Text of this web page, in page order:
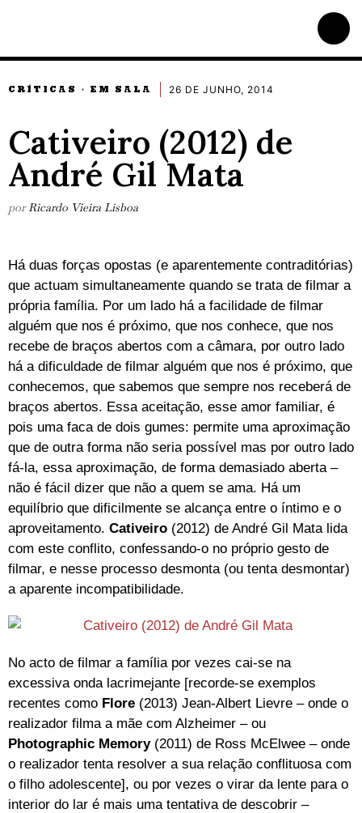
CRÍTICAS · EM SALA 26 DE JUNHO, 2014
Cativeiro (2012) de
André Gil Mata
porRicardo Vieira Lisboa
Há duas forças opostas (e aparentemente contraditórias)
que actuam simultaneamente quando se trata de filmar a
própria família. Por um lado há a facilidade de filmar
alguém que nos é próximo, que nos conhece, que nos
recebe de braços abertos com a câmara, por outro lado
há a dificuldade de filmar alguém que nos é próximo, que
conhecemos, que sabemos que sempre nos receberá de
braços abertos. Essa aceitação, esse amor familiar, é
pois uma faca de dois gumes: permite uma aproximação
que de outra forma não seria possível mas por outro lado
fá-la, essa aproximação, de forma demasiado aberta –
não é fácil dizer que não a quem se ama. Há um
equilíbrio que dificilmente se alcança entre o íntimo e o
aproveitamento. Cativeiro (2012) de André Gil Mata lida
com este conflito, confessando-o no próprio gesto de
filmar, e nesse processo desmonta (ou tenta desmontar)
a aparente incompatibilidade.
No acto de filmar a família por vezes cai-se na
excessiva onda lacrimejante [recorde-se exemplos
recentes como Flore (2013) Jean-Albert Lievre – onde o
realizador filma a mãe com Alzheimer – ou
Photographic Memory(2011) de Ross McElwee – onde
o realizador tenta resolver a sua relação conflituosa com
o filho adolescente], ou por vezes o virar da lente para o
interior do lar é mais uma tentativa de descobrir –